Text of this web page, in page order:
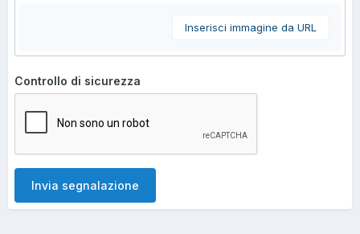
Inserisci immagine da URL
Controllo di sicurezza
Invia segnalazione